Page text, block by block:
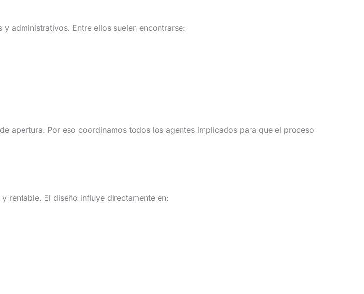
administrativos. Entre ellos suelen encontrarse:
apertura. Por eso coordinamos todos los agentes implicados para que el proceso
rentable. El diseño influye directamente en: